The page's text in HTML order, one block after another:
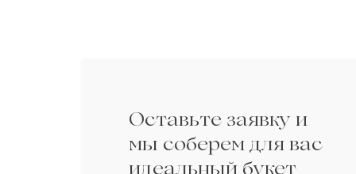
Г Габи
Оставьте заявку и
мы соберем для вас